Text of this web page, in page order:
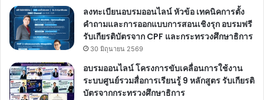
ลงทะเบียนอบรมออนไลน์ หัวข้อ เทคนิคการตั้ง
คำถามและการออกแบบการสอนเชิงรุก อบรมฟรี
รับเกียรติบัตรจาก CPF และกระทรวงศึกษาธิการ
30 มิถุนายน 2569
อบรมออนไลน์ โครงการขับเคลื่อนการใช้งาน
ระบบศูนย์รวมสื่อการเรียนรู้ 9 หลักสูตร รับเกียรติ
บัตรจากกระทรวงศึกษาธิการ